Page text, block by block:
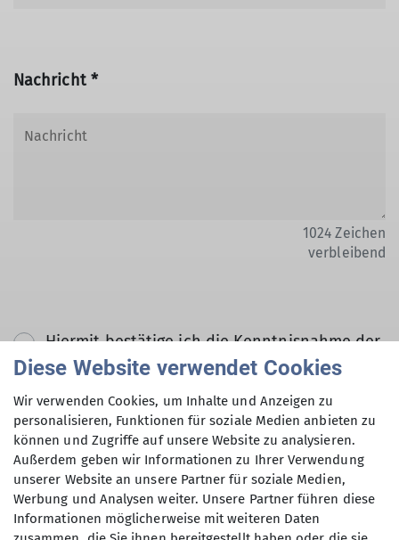
Nachricht *
1024 Zeichen
verbleibend
Hiermit bestätige ich die Kenntnisnahme der
Datenschutzerklärung *
Hiermit erkläre ich mich einverstanden, dass
meine in das Kontaktformular eingegebenen
Daten elektronisch gesichert und zum Zweck
der Kontaktaufnahme verarbeitet und
genutzt werden. Mir ist bekannt, dass ich
meine Einwilligung jederzeit wiederrufen
Diese Website verwendet Cookies
Wir verwenden Cookies, um Inhalte und Anzeigen zu
personalisieren, Funktionen für soziale Medien anbieten zu
können und Zugriffe auf unsere Website zu analysieren.
Außerdem geben wir Informationen zu Ihrer Verwendung
unserer Website an unsere Partner für soziale Medien,
Werbung und Analysen weiter. Unsere Partner führen diese
Informationen möglicherweise mit weiteren Daten